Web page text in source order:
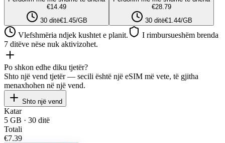
€14.49
30 ditë€1.45/GB
€28.79
30 ditë€1.44/GB
Vlefshmëria ndjek kushtet e planit.
I rimbursueshëm brenda
7 ditëve nëse nuk aktivizohet.
Po shkon edhe diku tjetër?
Shto një vend tjetër — secili është një eSIM më vete, të gjitha
menaxhohen në një vend.
Shto një vend
Katar
5 GB · 30 ditë
Totali
€7.39